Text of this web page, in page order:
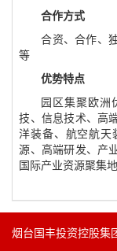
合作方式
合资、合作、
等
优势特点
园区集聚欧洲
技、信息技术、高
洋装备、航空航天
源、高端研发、产
国际产业资源聚集地
烟台国丰投资控股集